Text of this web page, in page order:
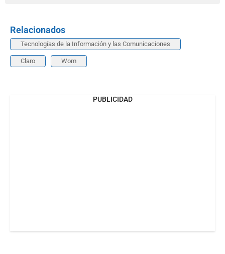
Relacionados
Tecnologías de la Información y las Comunicaciones
Claro Wom
PUBLICIDAD